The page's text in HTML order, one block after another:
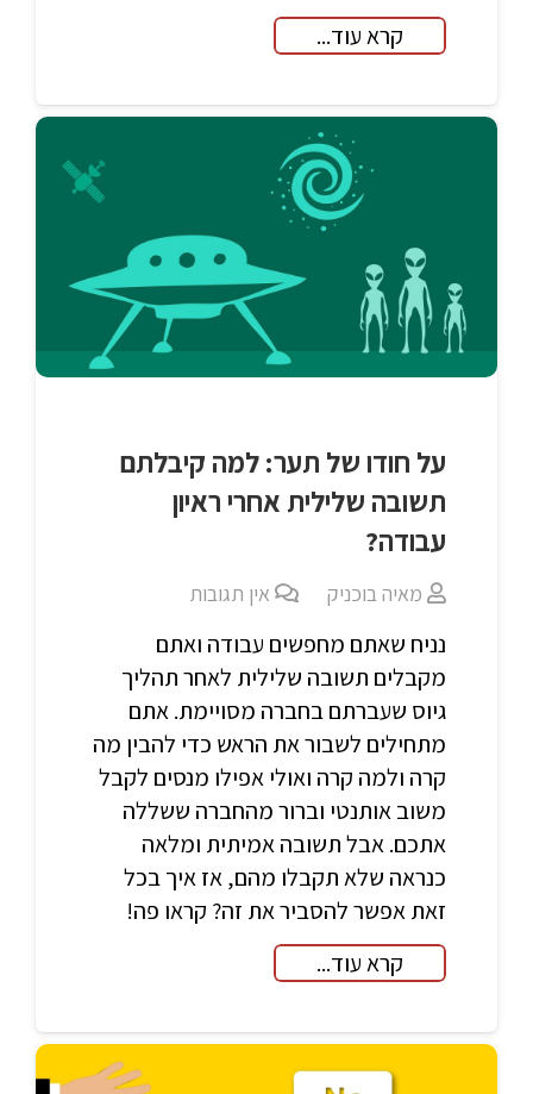
קרא עוד...
על חודו של תער: למה קיבלתם
תשובה שלילית אחרי ראיון
עבודה?
מאיה בוכניק אין תגובות
נניח שאתם מחפשים עבודה ואתם
מקבלים תשובה שלילית לאחר תהליך
גיוס שעברתם בחברה מסויימת. אתם
מתחילים לשבור את הראש כדי להבין מה
קרה ולמה קרה ואולי אפילו מנסים לקבל
משוב אותנטי וברור מהחברה ששללה
אתכם. אבל תשובה אמיתית ומלאה
כנראה שלא תקבלו מהם, אז איך בכל
זאת אפשר להסביר את זה? קראו פה!
קרא עוד...